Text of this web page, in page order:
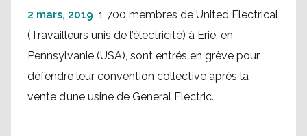
2 mars, 2019 1 700 membres de United Electrical
(Travailleurs unis de l’électricité) à Erie, en
Pennsylvanie (USA), sont entrés en grève pour
défendre leur convention collective après la
vente d’une usine de General Electric.